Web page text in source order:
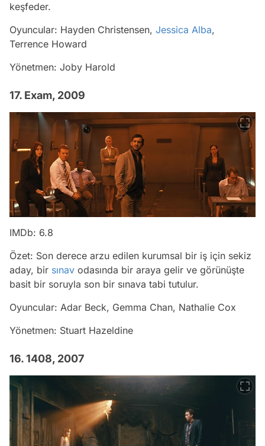
keşfeder.
Oyuncular: Hayden Christensen, Jessica Alba,
Terrence Howard
Yönetmen: Joby Harold
17. Exam, 2009
IMDb: 6.8
Özet: Son derece arzu edilen kurumsal bir iş için sekiz
aday, bir sınav odasında bir araya gelir ve görünüşte
basit bir soruyla son bir sınava tabi tutulur.
Oyuncular: Adar Beck, Gemma Chan, Nathalie Cox
Yönetmen: Stuart Hazeldine
16. 1408, 2007